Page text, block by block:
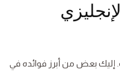
إليك بعض من أبرز فوائده في